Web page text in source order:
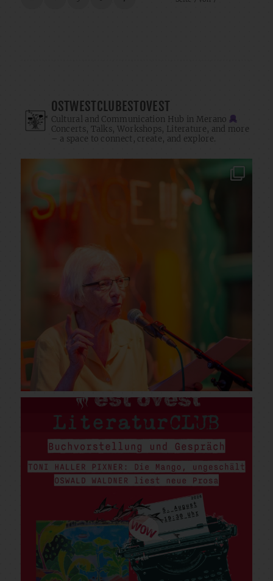
OSTWESTCLUBESTOVEST
Cultural and Communication Hub in Merano
Concerts, Talks, Workshops, Literature, and more
– a space to connect, create, and explore.